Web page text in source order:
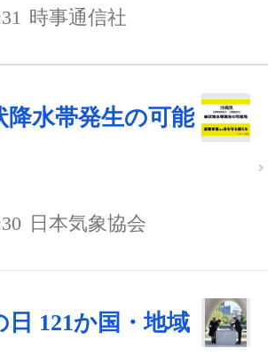
時事通信社
降水帯発生の可能
日本気象協会
日 121か国・地域